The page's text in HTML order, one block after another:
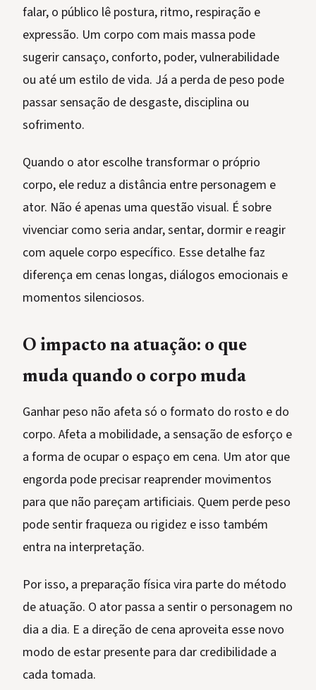
falar, o público lê postura, ritmo, respiração e
expressão. Um corpo com mais massa pode
sugerir cansaço, conforto, poder, vulnerabilidade
ou até um estilo de vida. Já a perda de peso pode
passar sensação de desgaste, disciplina ou
sofrimento.
Quando o ator escolhe transformar o próprio
corpo, ele reduz a distância entre personagem e
ator. Não é apenas uma questão visual. É sobre
vivenciar como seria andar, sentar, dormir e reagir
com aquele corpo específico. Esse detalhe faz
diferença em cenas longas, diálogos emocionais e
momentos silenciosos.
O impacto na atuação: o que
muda quando o corpo muda
Ganhar peso não afeta só o formato do rosto e do
corpo. Afeta a mobilidade, a sensação de esforço e
a forma de ocupar o espaço em cena. Um ator que
engorda pode precisar reaprender movimentos
para que não pareçam artificiais. Quem perde peso
pode sentir fraqueza ou rigidez e isso também
entra na interpretação.
Por isso, a preparação física vira parte do método
de atuação. O ator passa a sentir o personagem no
dia a dia. E a direção de cena aproveita esse novo
modo de estar presente para dar credibilidade a
cada tomada.